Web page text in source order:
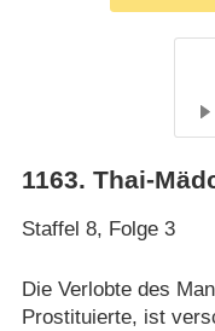
1163. Thai-
Staffel 8, Folge 3
Die Verlobte des
Prostituierte, ist